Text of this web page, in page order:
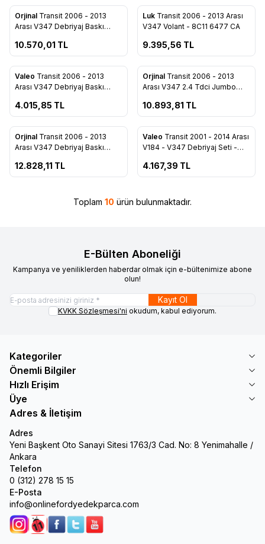
Favorilere Ekle
Orjinal Transit 2006 - 2013
Arası V347 Debriyaj Baskı
10.570,01 TL
Favorilere Ekle
Tükendi
Luk Transit 2006 - 2013 Arası
V347 Volant - 8C11 6477 CA
9.395,56 TL
Favorilere Ekle
Valeo Transit 2006 - 2013
Arası V347 Debriyaj Baskı
7C16 7540 BD
4.015,85 TL
Favorilere Ekle
Tükendi
Orjinal Transit 2006 - 2013
Arası V347 2.4 Tdci Jumbo
Balata Seti - 7C11 7540 BB
10.893,81 TL
Favorilere Ekle
Orjinal Transit 2006 - 2013
Arası V347 Debriyaj Baskı
7540 BD
12.828,11 TL
Favorilere Ekle
Tükendi
Valeo Transit 2001 - 2014 Arası
V184 - V347 Debriyaj Seti -
4.167,39 TL
Toplam 10 ürün bulunmaktadır.
E-Bülten Aboneliği
Kampanya ve yeniliklerden haberdar olmak için e-bültenimize abone
olun!
Kayıt Ol
KVKK Sözleşmesi'ni okudum, kabul ediyorum.
Kategoriler
Önemli Bilgiler
Hızlı Erişim
Üye
Adres & İletişim
Adres
Yeni Başkent Oto Sanayi Sitesi 1763/3 Cad. No: 8 Yenimahalle /
Ankara
Telefon
0 (312) 278 15 15
E-Posta
info@onlinefordyedekparca.com